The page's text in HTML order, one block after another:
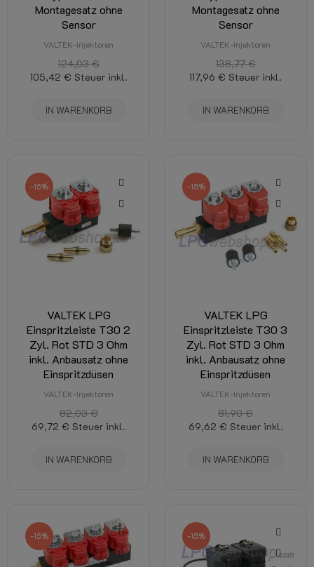
Montagesatz ohne
Sensor
VALTEK-Injektoren
124,03 €
105,42 € Steuer inkl.
IN WARENKORB
Montagesatz ohne
Sensor
VALTEK-Injektoren
138,77 €
117,96 € Steuer inkl.
IN WARENKORB
-15%
VALTEK LPG
Einspritzleiste T30 2
Zyl. Rot STD 3 Ohm
inkl. Anbausatz ohne
Einspritzdüsen
VALTEK-Injektoren
82,03 €
69,72 € Steuer inkl.
IN WARENKORB
-15%
VALTEK LPG
Einspritzleiste T30 3
Zyl. Rot STD 3 Ohm
inkl. Anbausatz ohne
Einspritzdüsen
VALTEK-Injektoren
81,90 €
69,62 € Steuer inkl.
IN WARENKORB
-15% -15%